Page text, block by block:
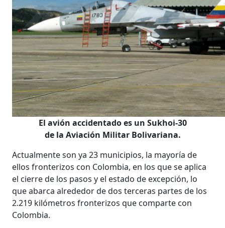
El avión accidentado es un Sukhoi-30
de la Aviación Militar Bolivariana.
Actualmente son ya 23 municipios, la mayoría de
ellos fronterizos con Colombia, en los que se aplica
el cierre de los pasos y el estado de excepción, lo
que abarca alrededor de dos terceras partes de los
2.219 kilómetros fronterizos que comparte con
Colombia.